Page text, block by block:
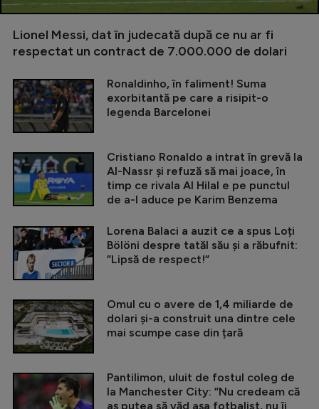
Lionel Messi, dat în judecată după ce nu ar fi
respectat un contract de 7.000.000 de dolari
Ronaldinho, în faliment! Suma
exorbitantă pe care a risipit-o
legenda Barcelonei
Cristiano Ronaldo a intrat în grevă la
Al-Nassr și refuză să mai joace, în
timp ce rivala Al Hilal e pe punctul
de a-l aduce pe Karim Benzema
Lorena Balaci a auzit ce a spus Loți
Bölöni despre tatăl său și a răbufnit:
”Lipsă de respect!”
Omul cu o avere de 1,4 miliarde de
dolari și-a construit una dintre cele
mai scumpe case din țară
Pantilimon, uluit de fostul coleg de
la Manchester City: ”Nu credeam că
aș putea să văd așa fotbalist, nu îi